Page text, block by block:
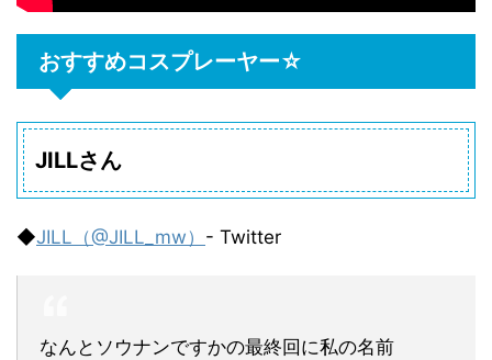
おすすめコスプレーヤー☆
JILLさん
◆JILL（@JILL_mw） - Twitter
なんとソウナンですかの最終回に私の名前